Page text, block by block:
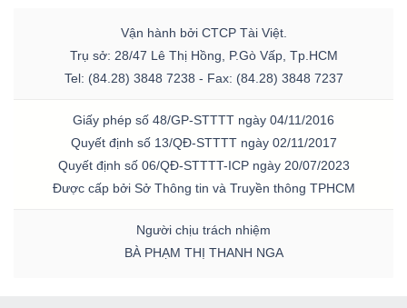
Vận hành bởi CTCP Tài Việt.
Trụ sở: 28/47 Lê Thị Hồng, P.Gò Vấp, Tp.HCM
Tel: (84.28) 3848 7238 - Fax: (84.28) 3848 7237
Giấy phép số 48/GP-STTTT ngày 04/11/2016
Quyết định số 13/QĐ-STTTT ngày 02/11/2017
Quyết định số 06/QĐ-STTTT-ICP ngày 20/07/2023
Được cấp bởi Sở Thông tin và Truyền thông TPHCM
Người chịu trách nhiệm
BÀ PHẠM THỊ THANH NGA